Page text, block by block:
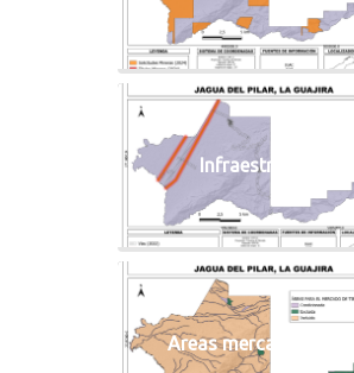
Infraestructura
Areas mercado tierras